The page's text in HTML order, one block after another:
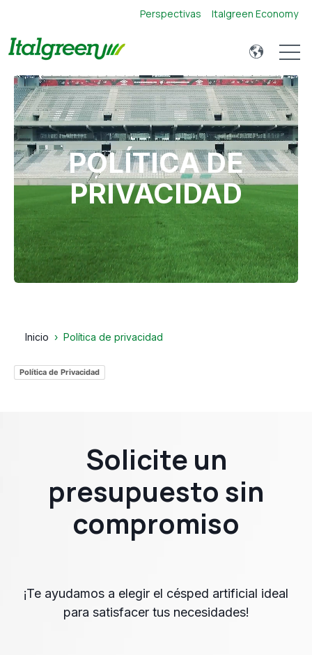
Perspectivas Italgreen Economy
Open
POLÍTICA DE
PRIVACIDAD
Inicio Política de privacidad
Política de Privacidad
Solicite un
presupuesto sin
compromiso
¡Te ayudamos a elegir el césped artificial ideal
para satisfacer tus necesidades!